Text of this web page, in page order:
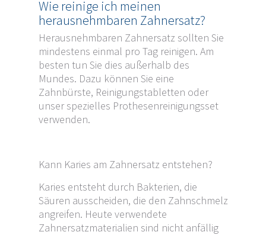
Wie reinige ich meinen
herausnehmbaren Zahnersatz?
Herausnehmbaren Zahnersatz sollten Sie
mindestens einmal pro Tag reinigen. Am
besten tun Sie dies außerhalb des
Mundes. Dazu können Sie eine
Zahnbürste, Reinigungstabletten oder
unser spezielles Prothesenreinigungsset
verwenden.
Kann Karies am Zahnersatz entstehen?
Karies entsteht durch Bakterien, die
Säuren ausscheiden, die den Zahnschmelz
angreifen. Heute verwendete
Zahnersatzmaterialien sind nicht anfällig